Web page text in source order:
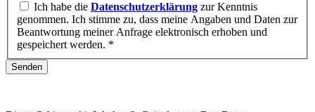
Ich habe die Datenschutzerklärung zur Kenntnis
genommen. Ich stimme zu, dass meine Angaben und Daten zur
Beantwortung meiner Anfrage elektronisch erhoben und
gespeichert werden. *
Senden